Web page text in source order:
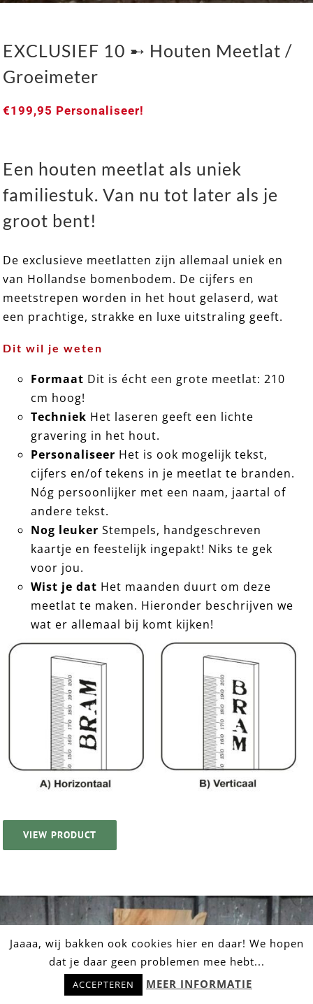
EXCLUSIEF 10 ➸ Houten Meetlat / Groeimeter
EXCLUSIEF 10 ➸ Houten Meetlat /
Groeimeter
€199,95 Personaliseer!
Een houten meetlat als uniek
familiestuk. Van nu tot later als je
groot bent!
De exclusieve meetlatten zijn allemaal uniek en
van Hollandse bomenbodem. De cijfers en
meetstrepen worden in het hout gelaserd, wat
een prachtige, strakke en luxe uitstraling geeft.
Dit wil je weten
Formaat Dit is écht een grote meetlat: 210
cm hoog!
Techniek Het laseren geeft een lichte
gravering in het hout.
Personaliseer Het is ook mogelijk tekst,
cijfers en/of tekens in je meetlat te branden.
Nóg persoonlijker met een naam, jaartal of
andere tekst.
Nog leuker Stempels, handgeschreven
kaartje en feestelijk ingepakt! Niks te gek
voor jou.
Wist je dat Het maanden duurt om deze
meetlat te maken. Hieronder beschrijven we
wat er allemaal bij komt kijken!
VIEW PRODUCT
Jaaaa, wij bakken ook cookies hier en daar! We hopen
dat je daar geen problemen mee hebt...
ACCEPTEREN MEER INFORMATIE
Hulp nodig? Stel snel je vraag!